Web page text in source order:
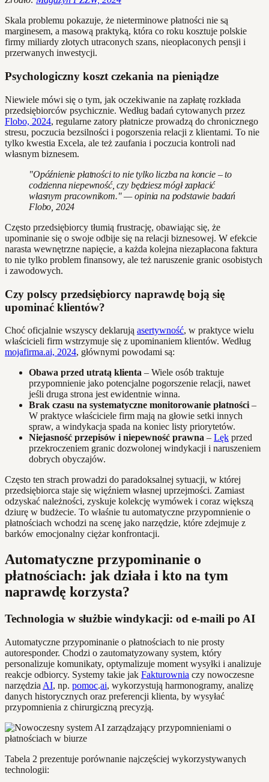
Skala problemu pokazuje, że nieterminowe płatności nie są
marginesem, a masową praktyką, która co roku kosztuje polskie
firmy miliardy złotych utraconych szans, nieopłaconych pensji i
przerwanych inwestycji.
Psychologiczny koszt czekania na pieniądze
Niewiele mówi się o tym, jak oczekiwanie na zapłatę rozkłada
przedsiębiorców psychicznie. Według badań cytowanych przez
Flobo, 2024, regularne zatory płatnicze prowadzą do chronicznego
stresu, poczucia bezsilności i pogorszenia relacji z klientami. To nie
tylko kwestia Excela, ale też zaufania i poczucia kontroli nad
własnym biznesem.
"Opóźnienie płatności to nie tylko liczba na koncie – to
codzienna niepewność, czy będziesz mógł zapłacić
własnym pracownikom." — opinia na podstawie badań
Flobo, 2024
Często przedsiębiorcy tłumią frustrację, obawiając się, że
upominanie się o swoje odbije się na relacji biznesowej. W efekcie
narasta wewnętrzne napięcie, a każda kolejna niezapłacona faktura
to nie tylko problem finansowy, ale też naruszenie granic osobistych
i zawodowych.
Czy polscy przedsiębiorcy naprawdę boją się
upominać klientów?
Choć oficjalnie wszyscy deklarują asertywność, w praktyce wielu
właścicieli firm wstrzymuje się z upominaniem klientów. Według
mojafirma.ai, 2024, głównymi powodami są:
Obawa przed utratą klienta – Wiele osób traktuje
przypomnienie jako potencjalne pogorszenie relacji, nawet
jeśli druga strona jest ewidentnie winna.
Brak czasu na systematyczne monitorowanie płatności –
W praktyce właściciele firm mają na głowie setki innych
spraw, a windykacja spada na koniec listy priorytetów.
Niejasność przepisów i niepewność prawna – Lęk przed
przekroczeniem granic dozwolonej windykacji i naruszeniem
dobrych obyczajów.
Często ten strach prowadzi do paradoksalnej sytuacji, w której
przedsiębiorca staje się więźniem własnej uprzejmości. Zamiast
odzyskać należności, zyskuje kolekcję wymówek i coraz większą
dziurę w budżecie. To właśnie tu automatyczne przypomnienie o
płatnościach wchodzi na scenę jako narzędzie, które zdejmuje z
barków emocjonalny ciężar konfrontacji.
Automatyczne przypominanie o
płatnościach: jak działa i kto na tym
naprawdę korzysta?
Technologia w służbie windykacji: od e-maili po AI
Automatyczne przypominanie o płatnościach to nie prosty
autoresponder. Chodzi o zautomatyzowany system, który
personalizuje komunikaty, optymalizuje moment wysyłki i analizuje
reakcje odbiorcy. Systemy takie jak Fakturownia czy nowoczesne
narzędzia AI, np. pomoc.ai, wykorzystują harmonogramy, analizę
danych historycznych oraz preferencji klienta, by wysyłać
przypomnienia z chirurgiczną precyzją.
Tabela 2 prezentuje porównanie najczęściej wykorzystywanych
technologii: